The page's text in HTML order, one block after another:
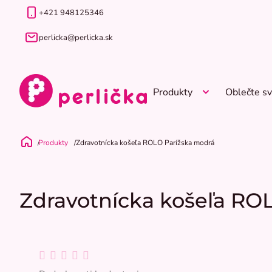
+421 948125346
perlicka@perlicka.sk
Produkty Oblečte
Domov
Produkty Zdravotnícka košeľa ROLO Parížska modrá
Zdravotnícka košeľa
Priemerné